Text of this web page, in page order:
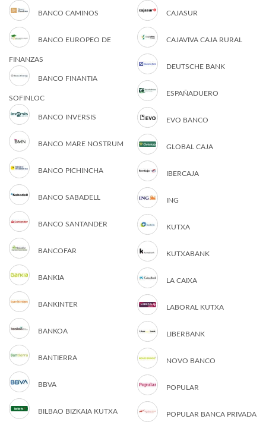
BANCO CAMINOS
BANCO EUROPEO DE
FINANZAS
BANCO FINANTIA
SOFINLOC
BANCO INVERSIS
BANCO MARE NOSTRUM
BANCO PICHINCHA
BANCO SABADELL
BANCO SANTANDER
BANCOFAR
BANKIA
BANKINTER
BANKOA
BANTIERRA
BBVA
BILBAO BIZKAIA KUTXA
CAJASUR
CAJAVIVA CAJA RURAL
DEUTSCHE BANK
ESPAÑADUERO
EVO BANCO
GLOBAL CAJA
IBERCAJA
ING
KUTXA
KUTXABANK
LA CAIXA
LABORAL KUTXA
LIBERBANK
NOVO BANCO
POPULAR
POPULAR BANCA PRIVADA